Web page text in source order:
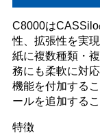
C8000は
性、拡張性を実
紙に複数種類・
務にも柔軟に対
機能を付加する
ールを追加する
特徴